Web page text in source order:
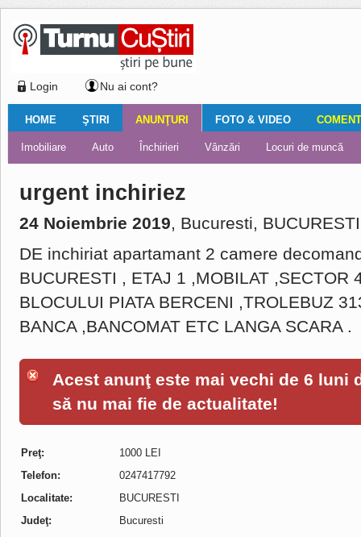
Login Nu ai cont?
HOME
Ştiri locale Turnaţi aici! Nemulţumirile localnicilor
ŞTIRI
Ştiri locale Ştiri din ţară Financiar Editorial
ANUNŢURI
Imobiliare Auto Închirieri Vânzări Locuri de muncă
FOTO & VIDEO
Galerii Foto Galerii video
Comentariul zilei
urgent inchiriez
24 Noiembrie 2019, Bucuresti,
DE inchiriat apartamant 2 camere
BUCURESTI , ETAJ 1 ,MOBILAT ,SECTOR
BLOCULUI PIATA BERCENI ,TROLEBUZ
BANCA ,BANCOMAT ETC LANGA SCARA .
Acest anunţ este mai vechi de 6 luni
să nu mai fie de actualitate!
Preţ:
1000 LEI
Telefon:
0247417792
Localitate:
BUCURESTI
Judeţ:
Bucuresti